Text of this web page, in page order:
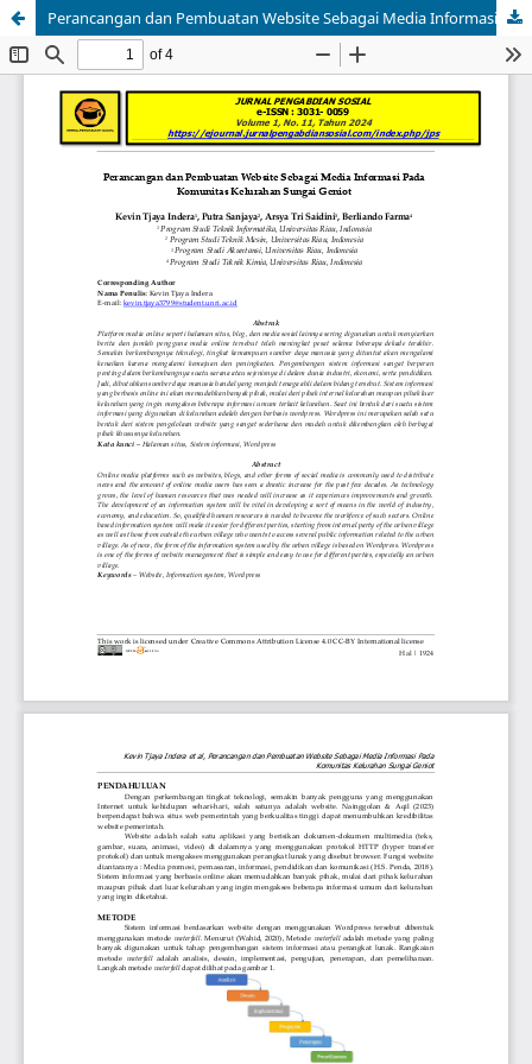
Perancangan dan Pembuatan Website Sebagai Media Informasi Pada Komunitas Kelurahan Sungai Geniot